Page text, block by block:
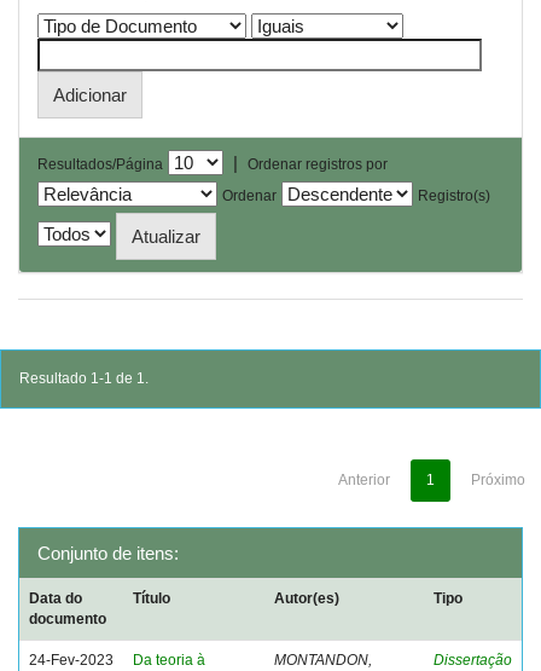
Resultados/Página |
Ordenar registros por
Ordenar
Registro(s)
Resultado 1-1 de 1.
Anterior 1 Próximo
Conjunto de itens:
Data do
documento
Título Autor(es) Tipo
24-Fev-2023
Da teoria à
MONTANDON,
Dissertação